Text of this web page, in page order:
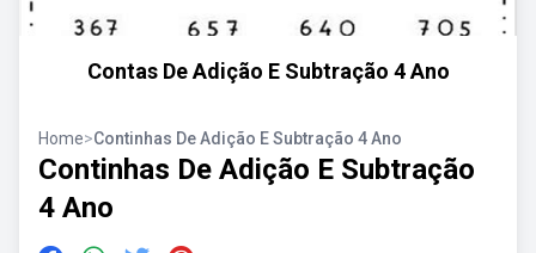
Contas De Adição E Subtração 4 Ano
Home>Continhas De Adição E Subtração 4 Ano
Continhas De Adição E Subtração
4 Ano